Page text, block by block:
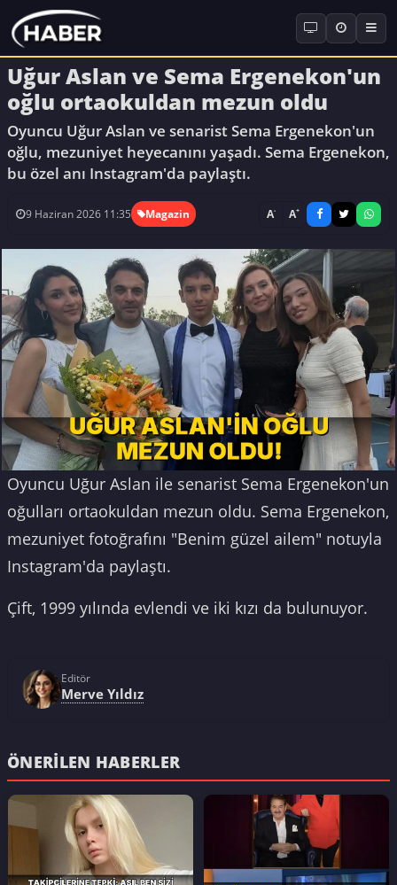
Uğur Aslan ve Sema Ergenekon'un
oğlu ortaokuldan mezun oldu
Oyuncu Uğur Aslan ve senarist Sema Ergenekon'un
oğlu, mezuniyet heyecanını yaşadı. Sema Ergenekon,
bu özel anı Instagram'da paylaştı.
9 Haziran 2026 11:35 Magazin A- A+
Oyuncu Uğur Aslan ile senarist Sema Ergenekon'un
oğulları ortaokuldan mezun oldu. Sema Ergenekon,
mezuniyet fotoğrafını "Benim güzel ailem" notuyla
Instagram'da paylaştı.
Çift, 1999 yılında evlendi ve iki kızı da bulunuyor.
Editör
Merve Yıldız
ÖNERILEN HABERLER